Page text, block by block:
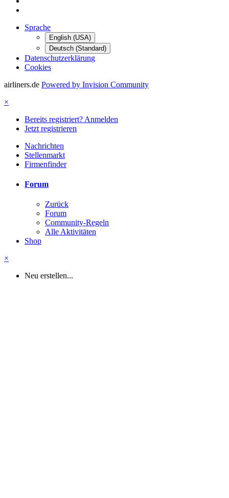
Sprache
English (USA)
Deutsch (Standard)
Datenschutzerklärung
Cookies
airliners.de Powered by Invision Community
×
Bereits registriert? Anmelden
Jetzt registrieren
Nachrichten
Stellenmarkt
Firmenfinder
Forum
Zurück
Forum
Community-Regeln
Alle Aktivitäten
Shop
×
Neu erstellen...